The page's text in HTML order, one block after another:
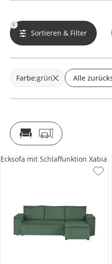
1
Sortieren & Filter
Farbe:grün Alle
Ecksofa mit Schlaffunktion Xabia